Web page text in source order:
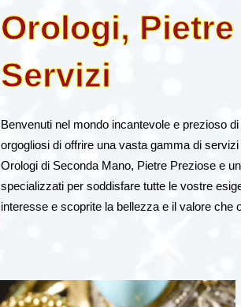
Orologi,
Servizi
Benvenuti nel mondo incantevole e prezioso
orgogliosi di offrire una vasta gamma di
Orologi di Seconda Mano, Pietre Preziose e
specializzati per soddisfare tutte le vostre
interesse e scoprite la bellezza e il valore che